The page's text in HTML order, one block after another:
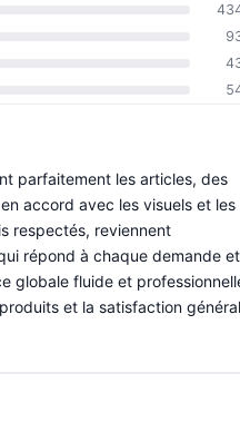
parfaitement les articles, des
accord avec les visuels et les
respectés, reviennent
répond à chaque demande et
globale fluide et
et la satisfaction